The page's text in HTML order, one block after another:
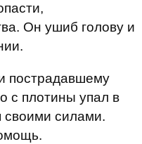
Он ушиб голову и
пострадавшему
с плотины упал в
своими силами.